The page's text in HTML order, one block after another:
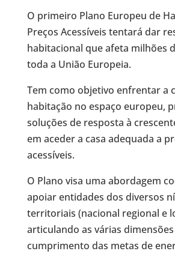
O primeiro Plano Europeu de
Preços Acessíveis tentará dar
habitacional que afeta milhões
toda a União Europeia.
Tem como objetivo enfrentar a
habitação no espaço europeu,
soluções de resposta à
em aceder a casa adequada a
acessíveis.
O Plano visa uma abordagem
apoiar entidades dos diversos
territoriais (nacional regional e
articulando as várias
cumprimento das metas de